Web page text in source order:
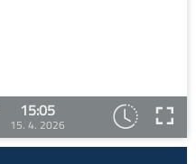
15:05
15. 4. 2026